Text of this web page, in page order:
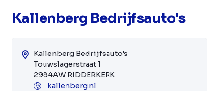
Kallenberg Bedrijfsauto's
Kallenberg Bedrijfsauto's
Touwslagerstraat 1
2984AW RIDDERKERK
kallenberg.nl